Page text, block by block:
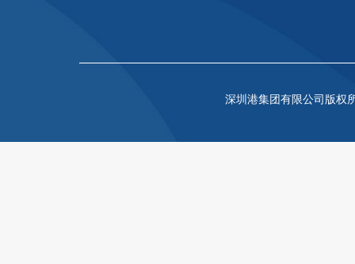
深圳港集团有限公司版权